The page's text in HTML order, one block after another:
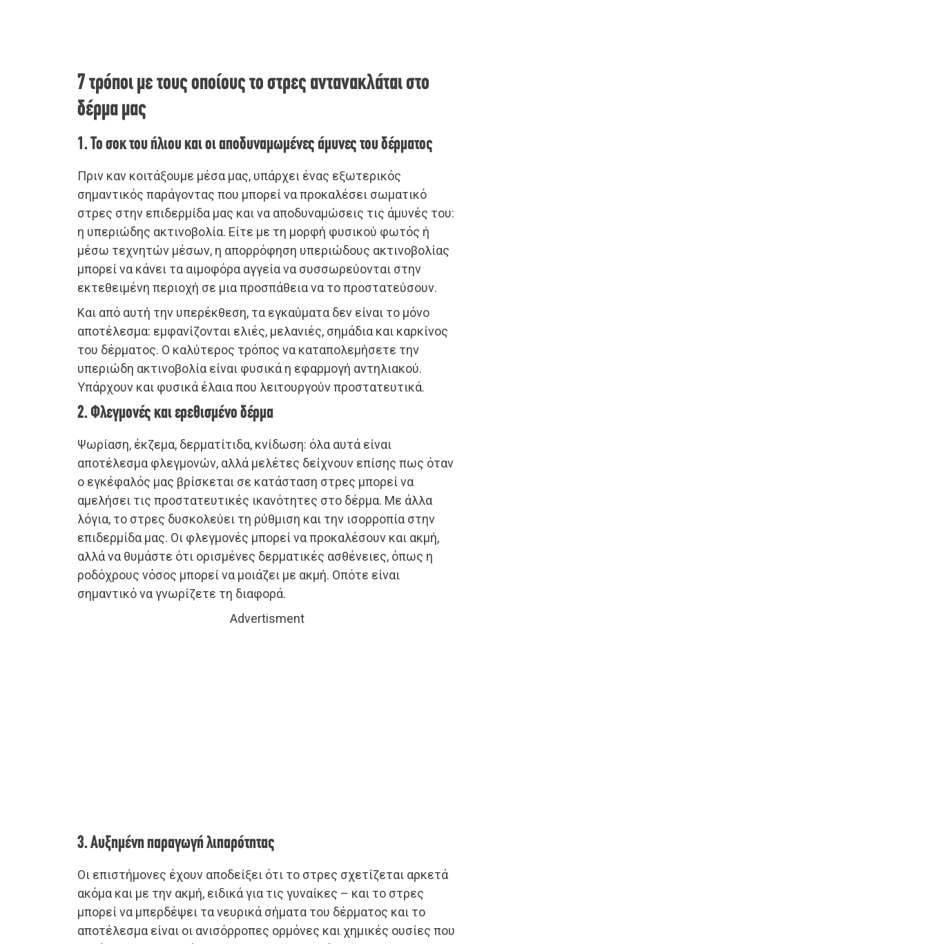
7 τρόποι με τους οποίους το στρες αντανακλάται στο
δέρμα μας
1. Το σοκ του ήλιου και οι αποδυναμωμένες άμυνες του δέρματος
Πριν καν κοιτάξουμε μέσα μας, υπάρχει ένας εξωτερικός
σημαντικός παράγοντας που μπορεί να προκαλέσει σωματικό
στρες στην επιδερμίδα μας και να αποδυναμώσεις τις άμυνές του:
η υπεριώδης ακτινοβολία. Είτε με τη μορφή φυσικού φωτός ή
μέσω τεχνητών μέσων, η απορρόφηση υπεριώδους ακτινοβολίας
μπορεί να κάνει τα αιμοφόρα αγγεία να συσσωρεύονται στην
εκτεθειμένη περιοχή σε μια προσπάθεια να το προστατεύσουν.
Και από αυτή την υπερέκθεση, τα εγκαύματα δεν είναι το μόνο
αποτέλεσμα: εμφανίζονται ελιές, μελανιές, σημάδια και καρκίνος
του δέρματος. Ο καλύτερος τρόπος να καταπολεμήσετε την
υπεριώδη ακτινοβολία είναι φυσικά η εφαρμογή αντηλιακού.
Υπάρχουν και φυσικά έλαια που λειτουργούν προστατευτικά.
2. Φλεγμονές και ερεθισμένο δέρμα
Ψωρίαση, έκζεμα, δερματίτιδα, κνίδωση: όλα αυτά είναι
αποτέλεσμα φλεγμονών, αλλά μελέτες δείχνουν επίσης πως όταν
ο εγκέφαλός μας βρίσκεται σε κατάσταση στρες μπορεί να
αμελήσει τις προστατευτικές ικανότητες στο δέρμα. Με άλλα
λόγια, το στρες δυσκολεύει τη ρύθμιση και την ισορροπία στην
επιδερμίδα μας. Οι φλεγμονές μπορεί να προκαλέσουν και ακμή,
αλλά να θυμάστε ότι ορισμένες δερματικές ασθένειες, όπως η
ροδόχρους νόσος μπορεί να μοιάζει με ακμή. Οπότε είναι
σημαντικό να γνωρίζετε τη διαφορά.
Advertisment
3. Αυξημένη παραγωγή λιπαρότητας
Οι επιστήμονες έχουν αποδείξει ότι το στρες σχετίζεται αρκετά
ακόμα και με την ακμή, ειδικά για τις γυναίκες – και το στρες
μπορεί να μπερδέψει τα νευρικά σήματα του δέρματος και το
αποτέλεσμα είναι οι ανισόρροπες ορμόνες και χημικές ουσίες που